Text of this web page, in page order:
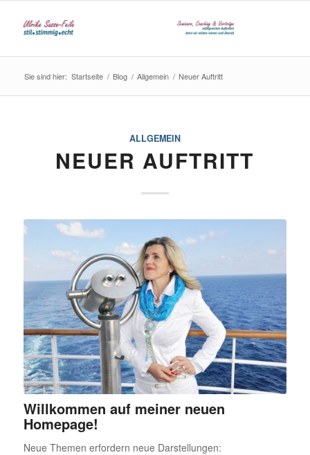
Sie sind hier: Startseite / Blog / Allgemein / Neuer Auftritt
ALLGEMEIN
NEUER AUFTRITT
Willkommen auf meiner neuen
Homepage!
Neue Themen erfordern neue Darstellungen: